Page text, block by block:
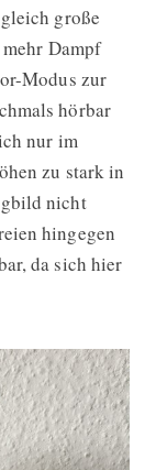
große
Dampf
Modus zur
hörbar
nur im
zu stark in
nicht
hingegen
da sich hier